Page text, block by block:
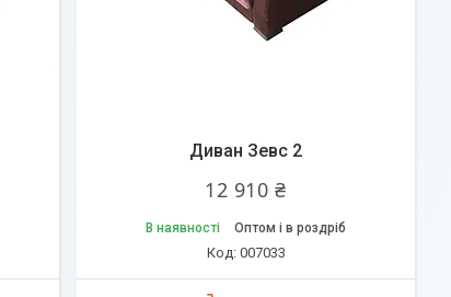
Диван Зевс 2
12 910 ₴
В наявності Оптом і в роздріб
007033